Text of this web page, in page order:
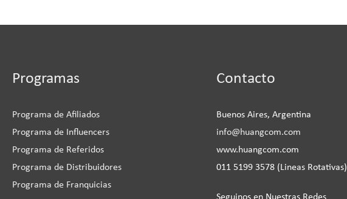
Programas
Programa de Afiliados
Programa de Influencers
Programa de Referidos
Programa de Distribuidores
Programa de Franquicias
Contacto
Buenos Aires, Argentina
info@huangcom.com
www.huangcom.com
011 5199 3578 (Lineas Rotativas)
Seguinos en Nuestras Redes